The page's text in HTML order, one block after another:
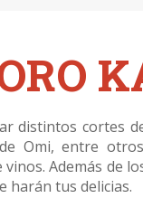
distintos cortes
Omi, entre
Además de
harán tus delicias.